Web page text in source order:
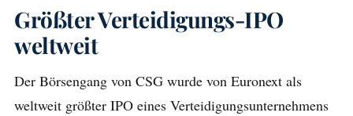
Größter Verteidigungs-IPO
weltweit
Der Börsengang von CSG wurde von Euronext als
weltweit größter IPO eines Verteidigungsunternehmens